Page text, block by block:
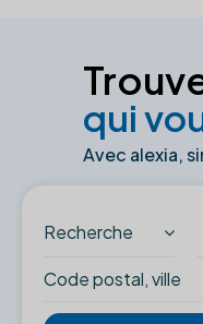
qui
Avec alexia,
Recherche